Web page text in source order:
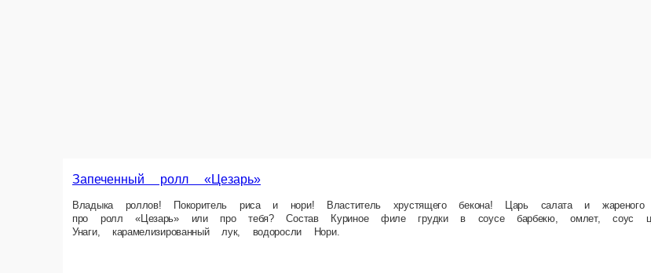
Запеченный ролл «Цезарь»
Владыка роллов! Покоритель риса и нори! Властитель хрустящего бекона! Царь салата и жареного лука! Президент омлета! Император соусов!..
омлет, соус цезарь, рис, жареный бекон, помидоры, салат айсберг, соус Унаги, карамелизированный лук, водоросли Нори.